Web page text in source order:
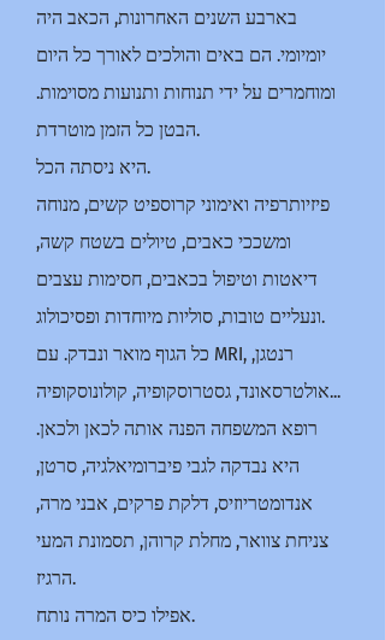
בארבע השנים האחרונות, הכאב היה
יומיומי. הם באים והולכים לאורך כל היום
ומוחמרים על ידי תנוחות ותנועות מסוימות.
הבטן כל הזמן מוטרדת.
היא ניסתה הכל.
פיזיותרפיה ואימוני קרוספיט קשים, מנוחה
ומשככי כאבים, טיולים בשטח קשה,
דיאטות וטיפול בכאבים, חסימות עצבים
ונעליים טובות, סוליות מיוחדות ופסיכולוג.
כל הגוף מואר ונבדק. עם MRI, רנטגן,
אולטרסאונד, גסטרוסקופיה, קולונוסקופיה...
רופא המשפחה הפנה אותה לכאן ולכאן.
היא נבדקה לגבי פיברומיאלגיה, סרטן,
אנדומטריוזיס, דלקת פרקים, אבני מרה,
צניחת צוואר, מחלת קרוהן, תסמונת המעי
הרגיז.
אפילו כיס המרה נותח.